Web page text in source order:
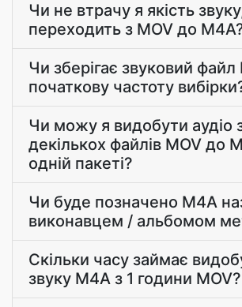
Чи не втрачу я якість
переходить з MOV до
Чи зберігає звуковий файл
початкову частоту
Чи можу я видобути аудіо
декількох файлів MOV до
одній пакеті?
Чи буде позначено M4A
виконавцем / альбомом
Скільки часу займає
звуку M4A з 1 години MOV?